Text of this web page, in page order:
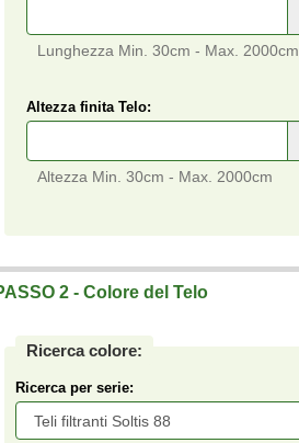
Lunghezza Min. 30cm - Max. 2000cm
Altezza finita Telo:
Altezza Min. 30cm - Max. 2000cm
2 - Colore del Telo
Ricerca colore:
Ricerca per serie: